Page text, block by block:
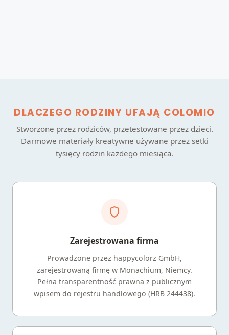
DLACZEGO RODZINY UFAJĄ COLOMIO
Stworzone przez rodziców, przetestowane przez dzieci.
Darmowe materiały kreatywne używane przez setki
tysięcy rodzin każdego miesiąca.
Zarejestrowana firma
Prowadzone przez happycolorz GmbH,
zarejestrowaną firmę w Monachium, Niemcy.
Pełna transparentność prawna z publicznym
wpisem do rejestru handlowego (HRB 244438).